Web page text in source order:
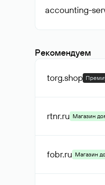
accounting-
Рекомендуем
torg.shop
rtnr.ru Магазин
fobr.ru Магазин